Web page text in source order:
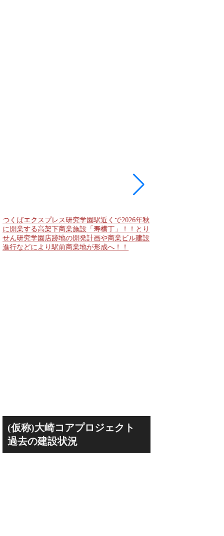
つくばエクスプレス研究学園駅近くで2026年秋
に開業する高架下商業施設「寿横丁」！！とり
せん研究学園店跡地の開発計画や商業ビル建設
進行などにより駅前商業地が形成へ！！
(仮称)大崎コアプロジェクト
過去の建設状況